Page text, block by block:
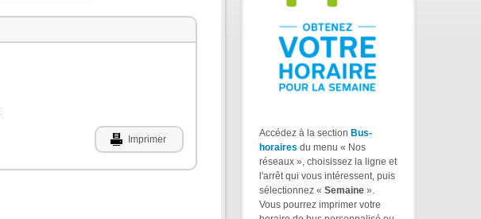
Imprimer
Accédez à la section Bus-
horaires du menu « Nos
réseaux », choisissez la ligne et
l'arrêt qui vous intéressent, puis
sélectionnez « Semaine ».
Vous pourrez imprimer votre